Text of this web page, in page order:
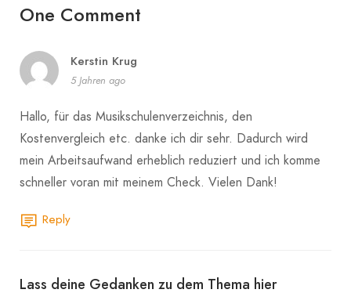
One Comment
Kerstin Krug
5 Jahren ago
Hallo, für das Musikschulenverzeichnis, den
Kostenvergleich etc. danke ich dir sehr. Dadurch wird
mein Arbeitsaufwand erheblich reduziert und ich komme
schneller voran mit meinem Check. Vielen Dank!
Reply
Lass deine Gedanken zu dem Thema hier